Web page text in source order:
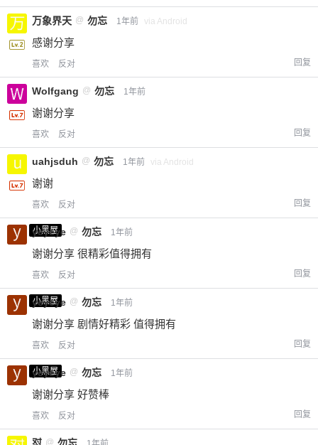
万象界天 @ 勿忘 1年前 via Android
感谢分享
喜欢 反对 回复
Wolfgang @ 勿忘 1年前
谢谢分享
喜欢 反对 回复
uahjsduh @ 勿忘 1年前 via Android
谢谢
喜欢 反对 回复
小黑屋
yeyeye @ 勿忘 1年前
谢谢分享 很精彩值得拥有
喜欢 反对 回复
小黑屋
yeyeye @ 勿忘 1年前
谢谢分享 剧情好精彩 值得拥有
喜欢 反对 回复
小黑屋
yeyeye @ 勿忘 1年前
谢谢分享 好赞棒
喜欢 反对 回复
@